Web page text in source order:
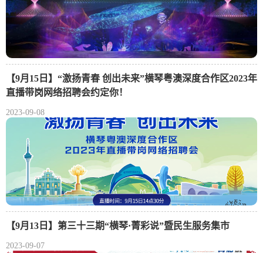
【9月15日】“激扬青春 创出未来”横琴粤澳深度合作区2023年
直播带岗网络招聘会约定你！
2023-09-08
【9月13日】第三十三期“横琴·菁彩说”暨民生服务集市
2023-09-07